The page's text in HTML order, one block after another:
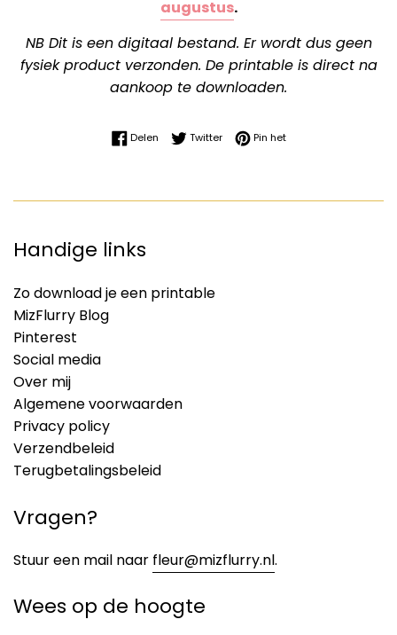
augustus.
NB Dit is een digitaal bestand. Er wordt dus geen
fysiek product verzonden. De printable is direct na
aankoop te downloaden.
DelenDelen op Facebook
TwitterTwitteren op Twitter
Pin hetPinnen op Pinterest
Handige links
Zo download je een printable
MizFlurry Blog
Pinterest
Social media
Over mij
Algemene voorwaarden
Privacy policy
Verzendbeleid
Terugbetalingsbeleid
Vragen?
Stuur een mail naar fleur@mizflurry.nl.
Wees op de hoogte